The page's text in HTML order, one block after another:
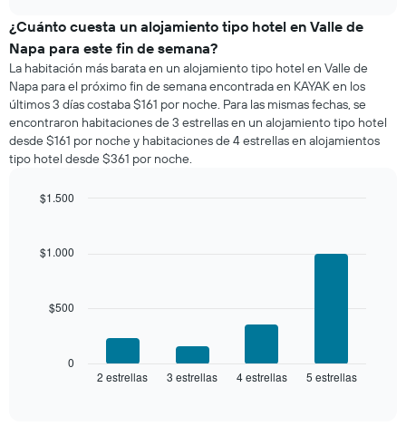
de
una
habitación
para
esta
noche,
calculado
a
partir
los
número
gráfico
¿Cuánto cuesta un alojamiento tipo hotel en Valle de
Napa para este fin de semana?
La habitación más barata en un alojamiento tipo hotel en Valle de
Napa para el próximo fin de semana encontrada en KAYAK en los
últimos 3 días costaba $161 por noche. Para las mismas fechas, se
encontraron habitaciones de 3 estrellas en un alojamiento tipo hotel
desde $161 por noche y habitaciones de 4 estrellas en alojamientos
tipo hotel desde $361 por noche.
with
muestra
2 estrellas 3 estrellas 4 estrellas 5 estrellas
0
$500
$1.000
$1.500